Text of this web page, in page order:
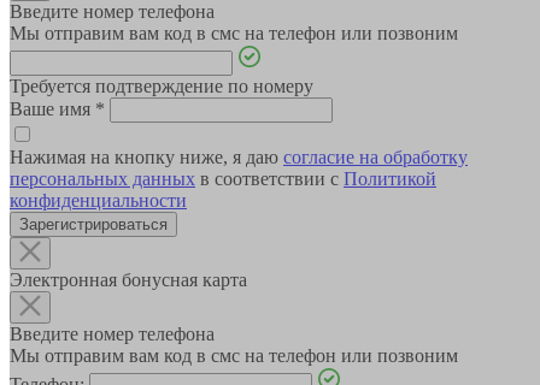
Введите номер телефона
Мы отправим вам код в смс на телефон или позвоним
Требуется подтверждение по номеру
Ваше имя *
Нажимая на кнопку ниже, я даю согласие на обработку
персональных данных в соответствии с Политикой
конфиденциальности
Зарегистрироваться
Электронная бонусная карта
Введите номер телефона
Мы отправим вам код в смс на телефон или позвоним